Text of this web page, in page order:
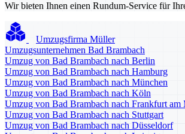
Wir bieten Ihnen einen Rundum-Service für
Umzugsfirma Müller
Umzugsunternehmen Bad Brambach
Umzug von Bad Brambach nach Berlin
Umzug von Bad Brambach nach Hamburg
Umzug von Bad Brambach nach München
Umzug von Bad Brambach nach Köln
Umzug von Bad Brambach nach Frankfurt am
Umzug von Bad Brambach nach Stuttgart
Umzug von Bad Brambach nach Düsseldorf